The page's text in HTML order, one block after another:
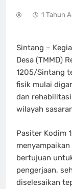
1 Tahun
Sintang –
Desa (TMMD)
1205/Sintang
fisik mulai
dan rehabilitasi
wilayah
Pasiter Kodim
bertujuan
pengerjaan,
diselesaikan